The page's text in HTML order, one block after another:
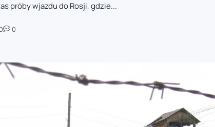
próby wjazdu do Rosji, gdzie...
0